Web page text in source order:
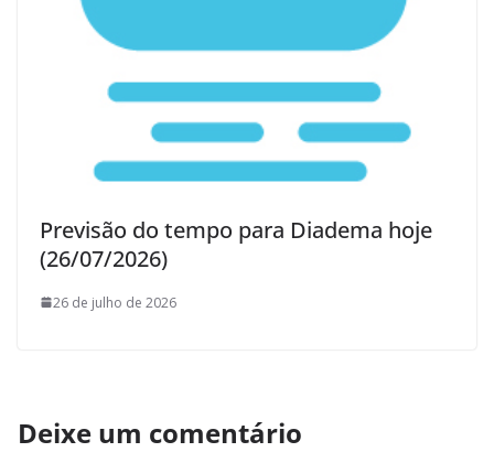
Previsão do tempo para Diadema hoje
(26/07/2026)
26 de julho de 2026
Deixe um comentário